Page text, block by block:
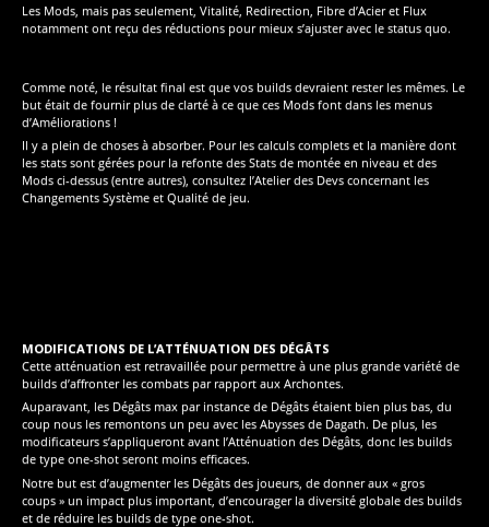
Les Mods, mais pas seulement, Vitalité, Redirection, Fibre d’Acier et Flux
notamment ont reçu des réductions pour mieux s’ajuster avec le status quo.
Comme noté, le résultat final est que vos builds devraient rester les mêmes. Le
but était de fournir plus de clarté à ce que ces Mods font dans les menus
d’Améliorations !
Il y a plein de choses à absorber. Pour les calculs complets et la manière dont
les stats sont gérées pour la refonte des Stats de montée en niveau et des
Mods ci-dessus (entre autres), consultez l’Atelier des Devs concernant les
Changements Système et Qualité de jeu.
MODIFICATIONS DE L’ATTÉNUATION DES DÉGÂTS
Cette atténuation est retravaillée pour permettre à une plus grande variété de
builds d’affronter les combats par rapport aux Archontes.
Auparavant, les Dégâts max par instance de Dégâts étaient bien plus bas, du
coup nous les remontons un peu avec les Abysses de Dagath. De plus, les
modificateurs s’appliqueront avant l’Atténuation des Dégâts, donc les builds
de type one-shot seront moins efficaces.
Notre but est d’augmenter les Dégâts des joueurs, de donner aux « gros
coups » un impact plus important, d’encourager la diversité globale des builds
et de réduire les builds de type one-shot.